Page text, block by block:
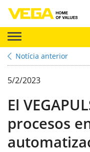
Notícia anterior
5/2/2023
El
procesos